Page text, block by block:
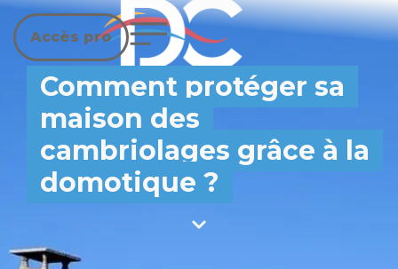
Accès pro
Comment protéger sa
maison des
cambriolages grâce à la
domotique ?